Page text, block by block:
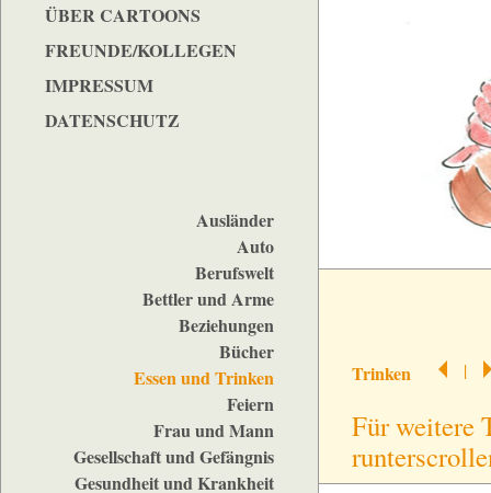
ÜBER CARTOONS
FREUNDE/KOLLEGEN
IMPRESSUM
DATENSCHUTZ
Ausländer
Auto
Berufswelt
Bettler und Arme
Beziehungen
Bücher
Essen und Trinken
Feiern
Frau und Mann
Gesellschaft und Gefängnis
Gesundheit und Krankheit
Trinken |
Für weitere